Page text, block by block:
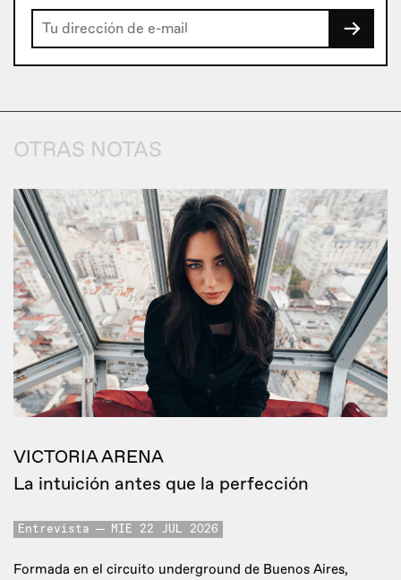
→
OTRAS NOTAS
VICTORIA ARENA
La intuición antes que la perfección
Entrevista MIE 22 JUL 2026
Formada en el circuito underground de Buenos Aires,